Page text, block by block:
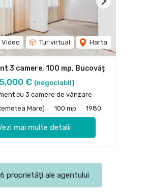
Video Tur virtual Harta
Next
3 camere, 100 mp, Bucovăț
€ (negociabil)
cu 3 camere de vânzare
Mare)
100 mp 1980
mai multe detalii
proprietăți ale agentului